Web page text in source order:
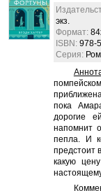
экз.
Формат:
ISBN: 978-
Серия:
пока
дорогие
напомнит
пепла. И
предстоит
какую